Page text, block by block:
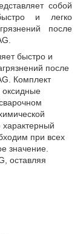
собой
и легко
после
быстро и
после
Комплект
оксидные
при всех
значение.
оставляя